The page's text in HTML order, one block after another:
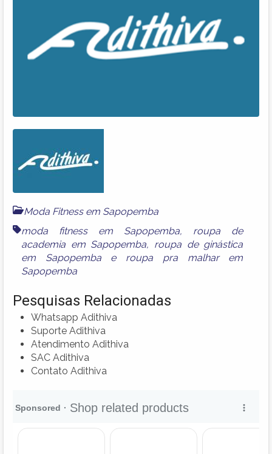
Moda Fitness em Sapopemba
moda fitness em Sapopemba, roupa de
academia em Sapopemba, roupa de ginástica
em Sapopembae roupa pra malhar em
Sapopemba
Pesquisas Relacionadas
Whatsapp Adithiva
Suporte Adithiva
Atendimento Adithiva
SAC Adithiva
Contato Adithiva